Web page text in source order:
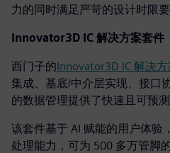
力的同时满足严苛的设计时限
Innovator3D IC 解决方案套件
西门子的Innovator3D IC 解决方
集成、基底/中介层实现、接口
的数据管理提供了快速且可预测
该套件基于 AI 赋能的用户体验
处理能力，可为 500 多万管脚